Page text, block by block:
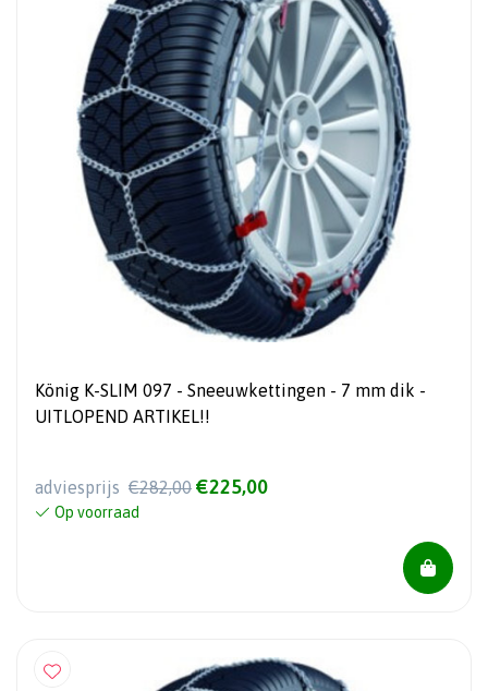
König K-SLIM 097 - Sneeuwkettingen - 7 mm dik -
UITLOPEND ARTIKEL!!
adviesprijs €282,00 €225,00
Op voorraad